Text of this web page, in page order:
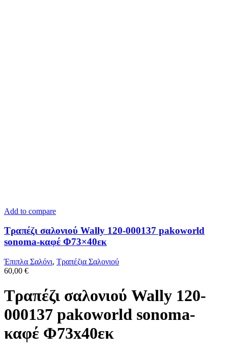
Add to compare
Τραπέζι σαλονιού Wally 120-000137 pakoworld
sonoma-καφέ Φ73×40εκ
Έπιπλα Σαλόνι, Τραπέζια Σαλονιού
60,00 €
Τραπέζι σαλονιού Wally 120-
000137 pakoworld sonoma-
καφέ Φ73x40εκ